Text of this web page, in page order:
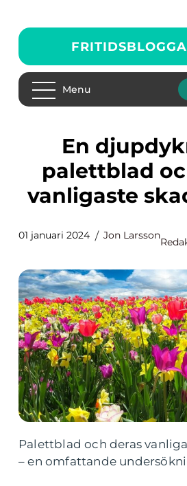
Menu
En djupdykning i
palettblad
vanligaste
01 januari 2024 Jon Larsson
Palettblad och deras
– en omfattande